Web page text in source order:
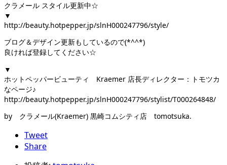
クラメール スタイル更新中☆
▼
http://beauty.hotpepper.jp/slnH000247796/style/
ブログ＆デザイン更新もしているので(*^^*)
良ければ登録してください☆
▼
ホットペッパービューティ Kraemer 店長ディレクター：トモツカ
なページ♪
http://beauty.hotpepper.jp/slnH000247796/stylist/T000264848/
by クラメール(Kraemer) 黒崎コムシティ店 tomotsuka.
Tweet
Share